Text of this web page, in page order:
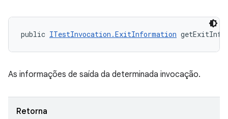
public ITestInvocation.ExitInformation
As informações de saída da determinada invocação.
Retorna